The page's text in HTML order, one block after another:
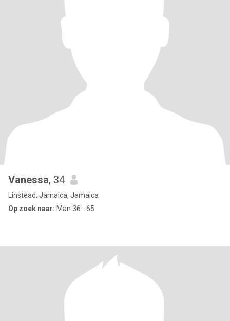
Vanessa, 34
Linstead, Jamaica, Jamaica
Op zoek naar: Man 36 - 65